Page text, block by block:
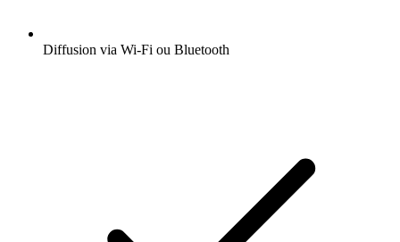
Diffusion via Wi-Fi ou Bluetooth